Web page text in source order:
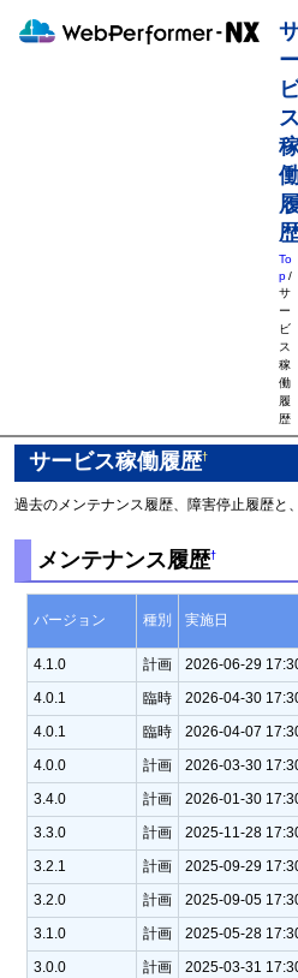
ス
To
p/
サ
ー
ビ
ス
稼
働
履
歴
サービス稼働履歴†
過去のメンテナンス履歴、障害停止履歴と
メンテナンス履歴†
バージョン 種別 実施日
4.1.0
計画 2026-06-29
4.0.1
臨時 2026-04-30
4.0.1
臨時 2026-04-07
4.0.0
計画 2026-03-30
3.4.0
計画 2026-01-30
3.3.0
計画 2025-11-28
3.2.1
計画 2025-09-29
3.2.0
計画 2025-09-05
3.1.0
計画 2025-05-28
3.0.0
計画 2025-03-31